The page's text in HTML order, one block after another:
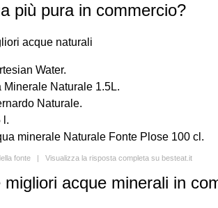
più pura in commercio?
acque naturali
Water.
Minerale Naturale 1.5L.
Naturale.
l.
minerale Naturale Fonte Plose 100 cl.
fonte | Visualizza la risposta completa su besteat.it
migliori acque minerali in